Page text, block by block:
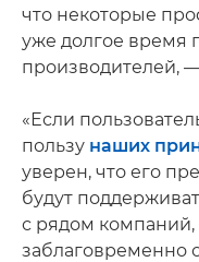
что некоторые
уже долгое время
производителей,
«Если
пользу наших
уверен, что его
будут
с рядом
заблаговременно